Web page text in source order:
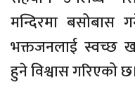
मन्दिरमा बसोबास
भक्तजनलाई स्वच्छ
हुने विश्वास गरिएको छ।